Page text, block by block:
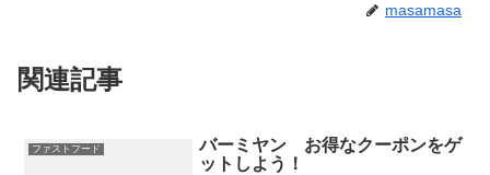
masamasa
関連記事
ファストフード
バーミヤン お得なクーポンをゲ
ットしよう！